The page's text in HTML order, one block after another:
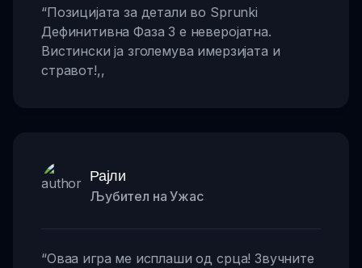
“Позицијата за детали во Sprunki
Дефинитивна Фаза 3 е неверојатна.
Вистински ја зголемува имерзијата и
стравот!,,
Рајли
Љубител на Ужас
“Оваа игра ме исплаши од срца! Звучните